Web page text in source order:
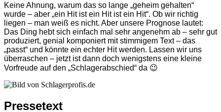
Keine Ahnung, warum das so lange „geheim gehalten“
wurde – aber „ein Hit ist ein Hit ist ein Hit“. Ob wir richtig
liegen – man weiß es nicht. Aber unsere Prognose lautet:
Das Ding hebt sich einfach mal sehr angenehm ab – sehr gut
produziert, genial komponiert mit stimmigem Text – das
„passt“ und könnte ein echter Hit werden. Lassen wir uns
überraschen – jetzt ist dann doch wenigstens eine kleine
Vorfreude auf den „Schlagerabschied“ da 😉
Pressetext